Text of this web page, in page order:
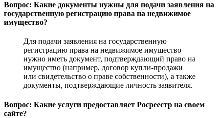
Вопрос: Какие документы нужны для подачи заявления на
государственную регистрацию права на недвижимое
имущество?
Для подачи заявления на государственную
регистрацию права на недвижимое имущество
нужно иметь документ, подтверждающий право на
имущество (например, договор купли-продажи
или свидетельство о праве собственности), а также
документы, подтверждающие личность заявителя.
Вопрос: Какие услуги предоставляет Росреестр на своем
сайте?